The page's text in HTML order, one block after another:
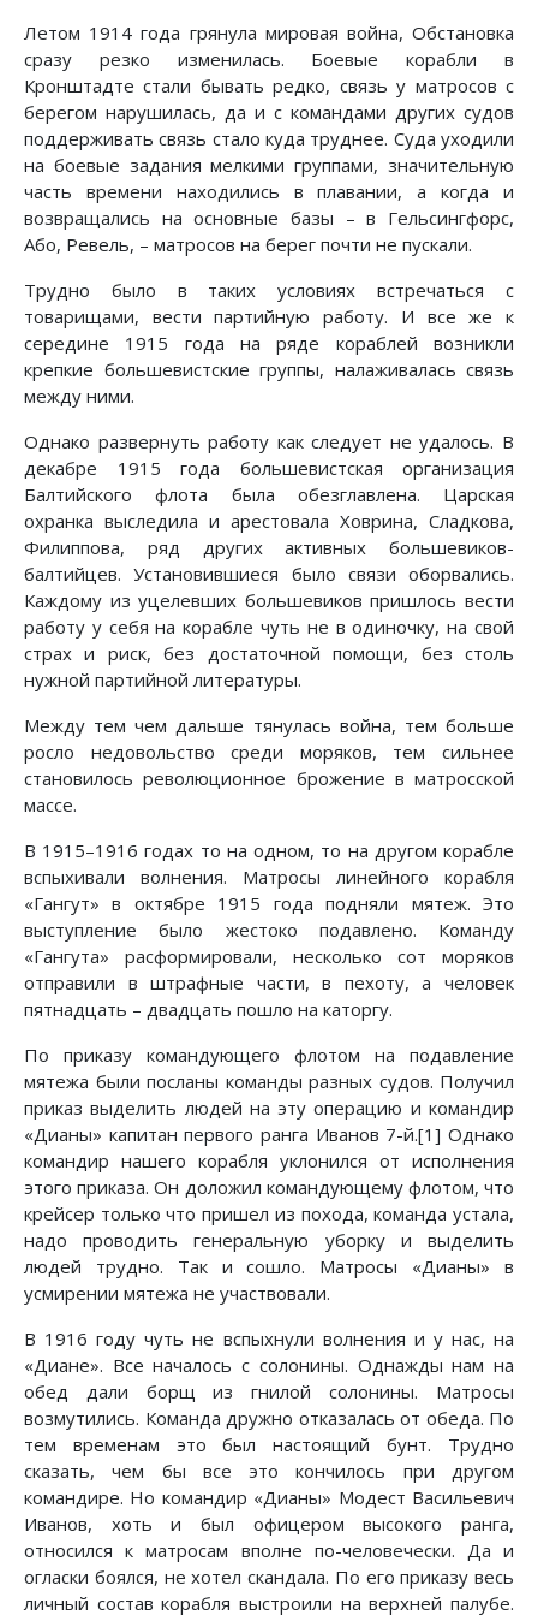
Летом 1914 года грянула мировая война, Обстановка
сразу резко изменилась. Боевые корабли в
Кронштадте стали бывать редко, связь у матросов с
берегом нарушилась, да и с командами других судов
поддерживать связь стало куда труднее. Суда уходили
на боевые задания мелкими группами, значительную
часть времени находились в плавании, а когда и
возвращались на основные базы – в Гельсингфорс,
Або, Ревель, – матросов на берег почти не пускали.
Трудно было в таких условиях встречаться с
товарищами, вести партийную работу. И все же к
середине 1915 года на ряде кораблей возникли
крепкие большевистские группы, налаживалась связь
между ними.
Однако развернуть работу как следует не удалось. В
декабре 1915 года большевистская организация
Балтийского флота была обезглавлена. Царская
охранка выследила и арестовала Ховрина, Сладкова,
Филиппова, ряд других активных большевиков-
балтийцев. Установившиеся было связи оборвались.
Каждому из уцелевших большевиков пришлось вести
работу у себя на корабле чуть не в одиночку, на свой
страх и риск, без достаточной помощи, без столь
нужной партийной литературы.
Между тем чем дальше тянулась война, тем больше
росло недовольство среди моряков, тем сильнее
становилось революционное брожение в матросской
массе.
В 1915–1916 годах то на одном, то на другом корабле
вспыхивали волнения. Матросы линейного корабля
«Гангут» в октябре 1915 года подняли мятеж. Это
выступление было жестоко подавлено. Команду
«Гангута» расформировали, несколько сот моряков
отправили в штрафные части, в пехоту, а человек
пятнадцать – двадцать пошло на каторгу.
По приказу командующего флотом на подавление
мятежа были посланы команды разных судов. Получил
приказ выделить людей на эту операцию и командир
«Дианы» капитан первого ранга Иванов 7-й.[1] Однако
командир нашего корабля уклонился от исполнения
этого приказа. Он доложил командующему флотом, что
крейсер только что пришел из похода, команда устала,
надо проводить генеральную уборку и выделить
людей трудно. Так и сошло. Матросы «Дианы» в
усмирении мятежа не участвовали.
В 1916 году чуть не вспыхнули волнения и у нас, на
«Диане». Все началось с солонины. Однажды нам на
обед дали борщ из гнилой солонины. Матросы
возмутились. Команда дружно отказалась от обеда. По
тем временам это был настоящий бунт. Трудно
сказать, чем бы все это кончилось при другом
командире. Но командир «Дианы» Модест Васильевич
Иванов, хоть и был офицером высокого ранга,
относился к матросам вполне по-человечески. Да и
огласки боялся, не хотел скандала. По его приказу весь
личный состав корабля выстроили на верхней палубе.